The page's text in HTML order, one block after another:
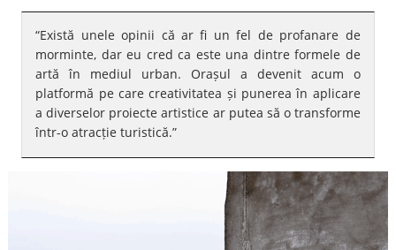
“Există unele opinii că ar fi un fel de profanare de
morminte, dar eu cred ca este una dintre formele de
artă în mediul urban. Orașul a devenit acum o
platformă pe care creativitatea și punerea în aplicare
a diverselor proiecte artistice ar putea să o transforme
într-o atracție turistică.”